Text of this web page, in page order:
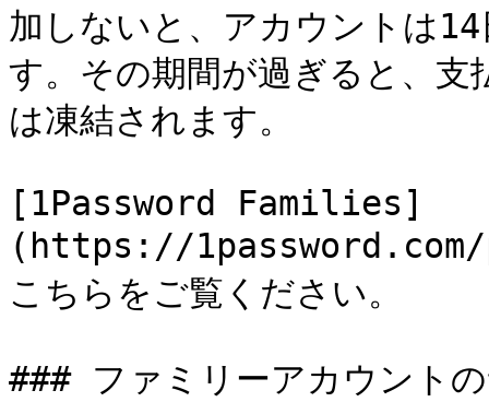
加しないと、アカウントは
す。その期間が過ぎると、
は凍結されます。
[1Password Families]
(https://1password.com/
こちらをご覧ください。
### ファミリーアカウント